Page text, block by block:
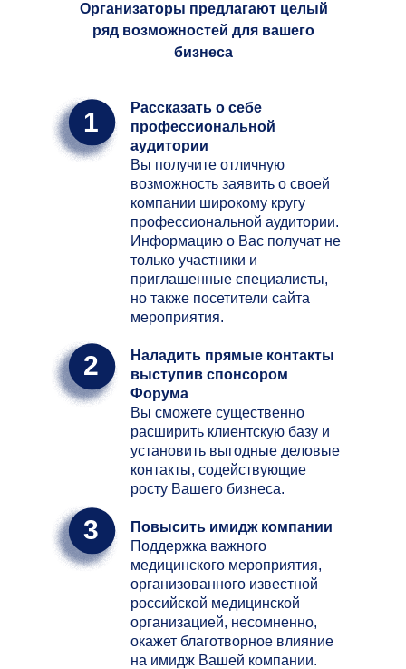
Рассказать о себе
профессиональной
аудитории
Вы получите отличную
возможность заявить о своей
компании широкому кругу
профессиональной аудитории.
Информацию о Вас получат не
только участники и
приглашенные специалисты,
но также посетители сайта
мероприятия.
Наладить прямые контакты
выступив спонсором
Форума
Вы сможете существенно
расширить клиентскую базу и
установить выгодные деловые
контакты, содействующие
росту Вашего бизнеса.
Повысить имидж компании
Поддержка важного
медицинского мероприятия,
организованного известной
российской медицинской
организацией, несомненно,
окажет благотворное влияние
на имидж Вашей компании.
Организаторы предлагают целый
ряд возможностей для вашего
бизнеса
1
2
3